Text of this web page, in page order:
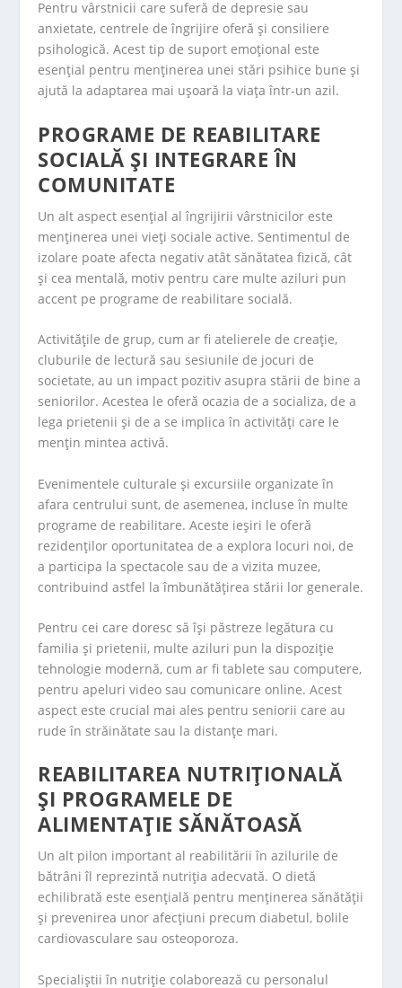
Pentru vârstnicii care suferă de depresie sau
anxietate, centrele de îngrijire oferă și consiliere
psihologică. Acest tip de suport emoțional este
esențial pentru menținerea unei stări psihice bune și
ajută la adaptarea mai ușoară la viața într-un azil.
PROGRAME DE REABILITARE
SOCIALĂ ȘI INTEGRARE ÎN
COMUNITATE
Un alt aspect esențial al îngrijirii vârstnicilor este
menținerea unei vieți sociale active. Sentimentul de
izolare poate afecta negativ atât sănătatea fizică, cât
și cea mentală, motiv pentru care multe aziluri pun
accent pe programe de reabilitare socială.
Activitățile de grup, cum ar fi atelierele de creație,
cluburile de lectură sau sesiunile de jocuri de
societate, au un impact pozitiv asupra stării de bine a
seniorilor. Acestea le oferă ocazia de a socializa, de a
lega prietenii și de a se implica în activități care le
mențin mintea activă.
Evenimentele culturale și excursiile organizate în
afara centrului sunt, de asemenea, incluse în multe
programe de reabilitare. Aceste ieșiri le oferă
rezidenților oportunitatea de a explora locuri noi, de
a participa la spectacole sau de a vizita muzee,
contribuind astfel la îmbunătățirea stării lor generale.
Pentru cei care doresc să își păstreze legătura cu
familia și prietenii, multe aziluri pun la dispoziție
tehnologie modernă, cum ar fi tablete sau computere,
pentru apeluri video sau comunicare online. Acest
aspect este crucial mai ales pentru seniorii care au
rude în străinătate sau la distanțe mari.
REABILITAREA NUTRIȚIONALĂ
ȘI PROGRAMELE DE
ALIMENTAȚIE SĂNĂTOASĂ
Un alt pilon important al reabilitării în azilurile de
bătrâni îl reprezintă nutriția adecvată. O dietă
echilibrată este esențială pentru menținerea sănătății
și prevenirea unor afecțiuni precum diabetul, bolile
cardiovasculare sau osteoporoza.
Specialiștii în nutriție colaborează cu personalul